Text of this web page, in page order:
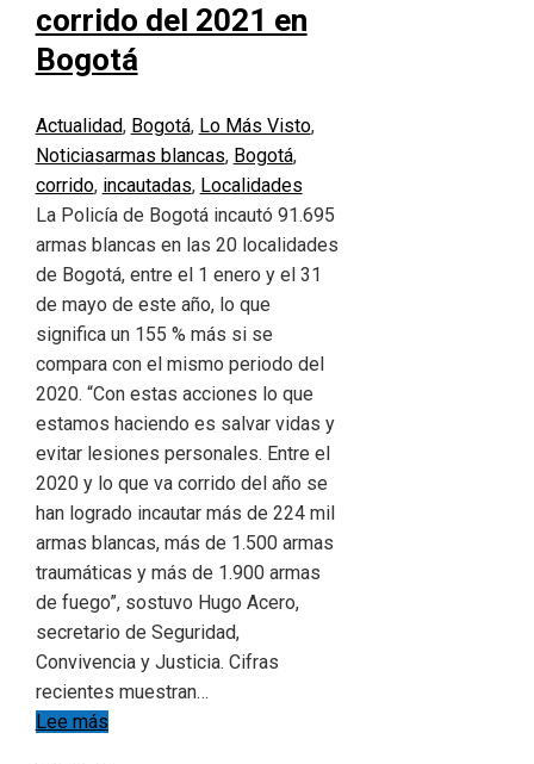
corrido del 2021 en
Bogotá
Actualidad, Bogotá, Lo Más Visto,
Noticiasarmas blancas, Bogotá,
corrido, incautadas, Localidades
La Policía de Bogotá incautó 91.695
armas blancas en las 20 localidades
de Bogotá, entre el 1 enero y el 31
de mayo de este año, lo que
significa un 155 % más si se
compara con el mismo periodo del
2020. “Con estas acciones lo que
estamos haciendo es salvar vidas y
evitar lesiones personales. Entre el
2020 y lo que va corrido del año se
han logrado incautar más de 224 mil
armas blancas, más de 1.500 armas
traumáticas y más de 1.900 armas
de fuego”, sostuvo Hugo Acero,
secretario de Seguridad,
Convivencia y Justicia. Cifras
recientes muestran…
Lee más